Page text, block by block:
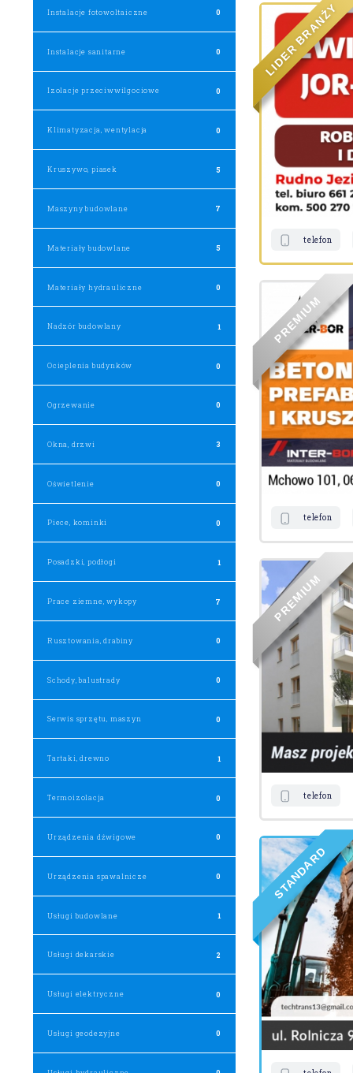
Instalacje fotowoltaiczne 0
Instalacje sanitarne 0
Izolacje przeciwwilgociowe 0
Klimatyzacja, wentylacja 0
Kruszywo, piasek 5
Maszyny budowlane 7
Materiały budowlane 5
Materiały hydrauliczne 0
Nadzór budowlany 1
Ocieplenia budynków 0
Ogrzewanie 0
Okna, drzwi 3
Oświetlenie 0
Piece, kominki 0
Posadzki, podłogi 1
Prace ziemne, wykopy 7
Rusztowania, drabiny 0
Schody, balustrady 0
Serwis sprzętu, maszyn 0
Tartaki, drewno 1
Termoizolacja 0
Urządzenia dźwigowe 0
Urządzenia spawalnicze 0
Usługi budowlane 1
Usługi dekarskie 2
Usługi elektryczne 0
Usługi geodezyjne 0
LI
DER
B
RAN
Ż
Y
telefon
P
REM
I
UM
telefon
P
REM
I
UM
telefon
S
T
ANDAR
D